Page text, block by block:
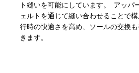
ト縫いを可能にしています。 アッパ
ェルトを通じて縫い合わせることで
行時の快適さを高め、ソールの交換
きます。